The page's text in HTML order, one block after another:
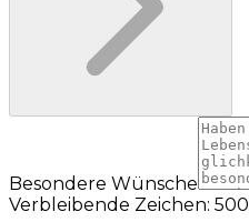
Besondere Wünsche
Verbleibende Zeichen: 500